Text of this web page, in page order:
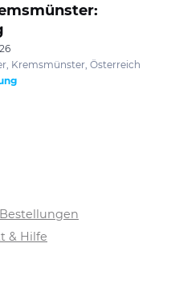
Kremsmünster, Österreich
& Hilfe